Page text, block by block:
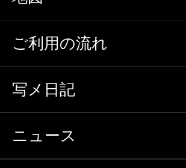
ご利用の流れ
写メ日記
ニュース